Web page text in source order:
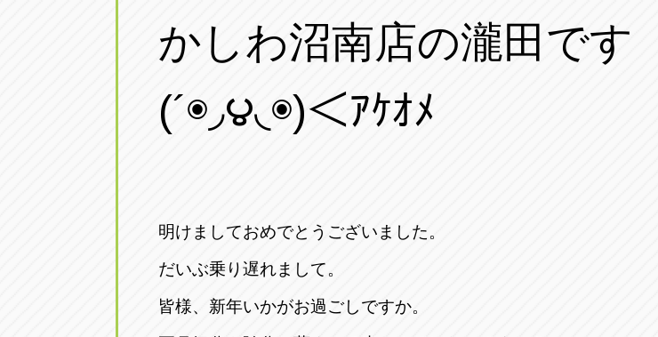
かしわ沼南店の瀧田です
(´◉◞౪◟◉)＜ｱｹｵﾒ
明けましておめでとうございました。
だいぶ乗り遅れまして。
皆様、新年いかがお過ごしですか。